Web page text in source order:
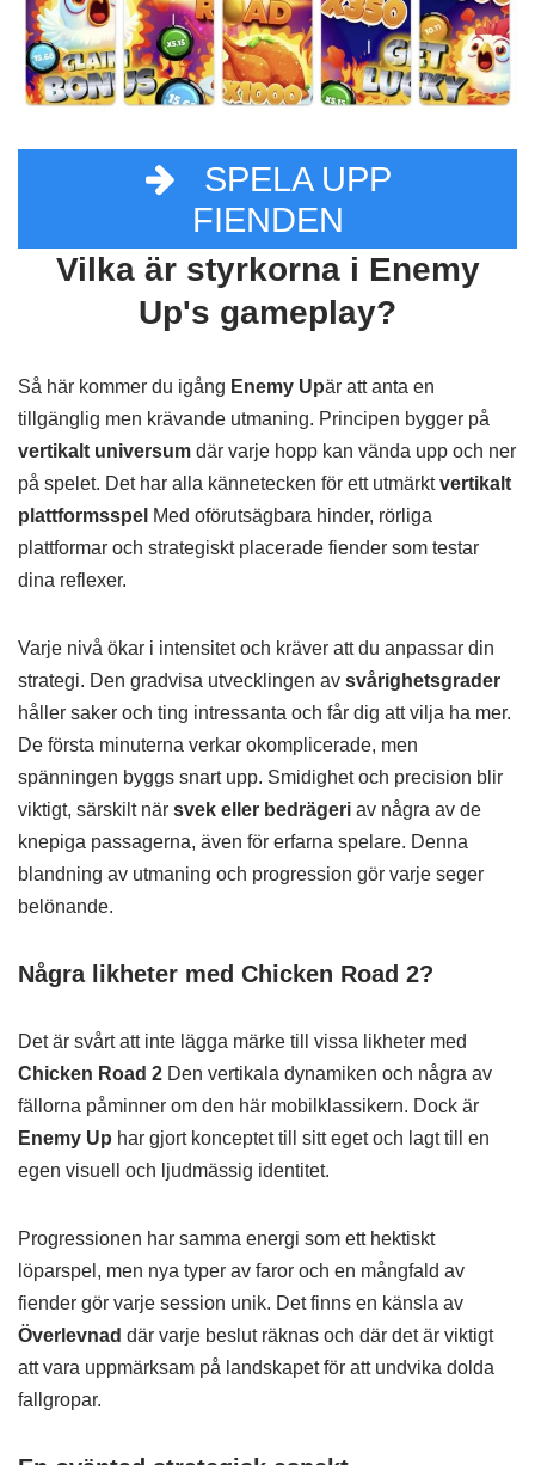
SPELA UPP
FIENDEN
Vilka är styrkorna i Enemy
Up's gameplay?
Så här kommer du igång Enemy Upär att anta en
tillgänglig men krävande utmaning. Principen bygger på
vertikalt universum där varje hopp kan vända upp och ner
på spelet. Det har alla kännetecken för ett utmärktvertikalt
plattformsspel Med oförutsägbara hinder, rörliga
plattformar och strategiskt placerade fiender som testar
dina reflexer.
Varje nivå ökar i intensitet och kräver att du anpassar din
strategi. Den gradvisa utvecklingen av svårighetsgrader
håller saker och ting intressanta och får dig att vilja ha mer.
De första minuterna verkar okomplicerade, men
spänningen byggs snart upp. Smidighet och precision blir
viktigt, särskilt när svek eller bedrägeri av några av de
knepiga passagerna, även för erfarna spelare. Denna
blandning av utmaning och progression gör varje seger
belönande.
Några likheter med Chicken Road 2?
Det är svårt att inte lägga märke till vissa likheter med
Chicken Road 2 Den vertikala dynamiken och några av
fällorna påminner om den här mobilklassikern. Dock är
Enemy Up har gjort konceptet till sitt eget och lagt till en
egen visuell och ljudmässig identitet.
Progressionen har samma energi som ett hektiskt
löparspel, men nya typer av faror och en mångfald av
fiender gör varje session unik. Det finns en känsla av
Överlevnad där varje beslut räknas och där det är viktigt
att vara uppmärksam på landskapet för att undvika dolda
fallgropar.